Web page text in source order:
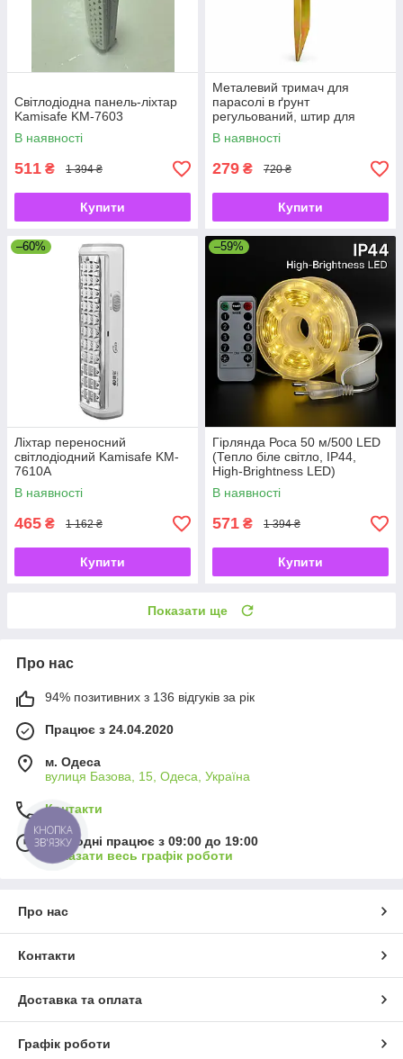
Світлодіодна панель-ліхтар
Kamisafe KM-7603
В наявності
511 ₴ 1 394 ₴
Купити
Металевий тримач для
парасолі в ґрунт
регульований, штир для
садової парасолі з
фіксатором
В наявності
279 ₴ 720 ₴
Купити
–60%
Ліхтар переносний
світлодіодний Kamisafe KM-
7610A
В наявності
465 ₴ 1 162 ₴
Купити
–59%
Гірлянда Роса 50 м/500 LED
(Тепло біле світло, IP44,
High-Brightness LED)
В наявності
571 ₴ 1 394 ₴
Купити
Показати ще
Про нас
94% позитивних з 136 відгуків за рік
Працює з 24.04.2020
м. Одеса
вулиця Базова, 15, Одеса, Україна
Контакти
Сьогодні працює з 09:00 до 19:00
Показати весь графік роботи
Про нас
Контакти
Доставка та оплата
Графік роботи
КНОПКА
ЗВ'ЯЗКУ